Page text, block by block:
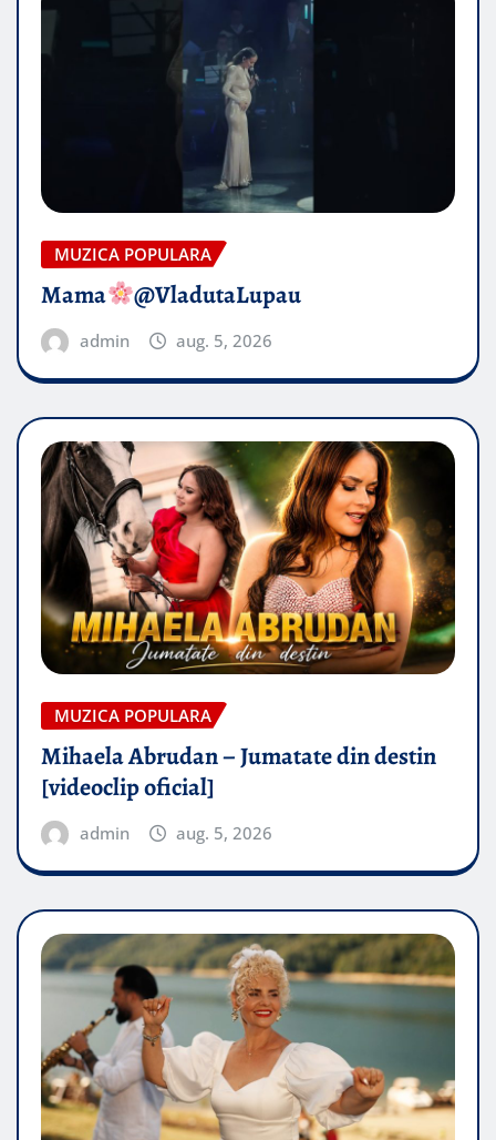
MUZICA POPULARA
Mama @VladutaLupau
admin aug. 5, 2026
MUZICA POPULARA
Mihaela Abrudan – Jumatate din destin
[videoclip oficial]
admin aug. 5, 2026